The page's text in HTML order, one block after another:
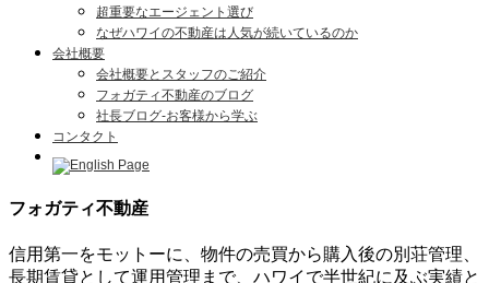
超重要なエージェント選び
なぜハワイの不動産は人気が続いているのか
会社概要
会社概要とスタッフのご紹介
フォガティ不動産のブログ
社長ブログ-お客様から学ぶ
コンタクト
フォガティ不動産
信用第一をモットーに、物件の売買から購入後の別荘管理、
長期賃貸として運用管理まで、ハワイで半世紀に及ぶ実績と